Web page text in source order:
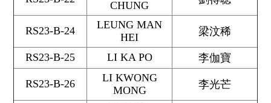
CHUNG
RS23-B-24
LEUNG MAN
HEI
梁汶稀
RS23-B-25 LI KA PO 李伽寶
RS23-B-26
LI KWONG
MONG
李光芒